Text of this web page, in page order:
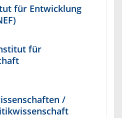
für Entwicklung
für
/